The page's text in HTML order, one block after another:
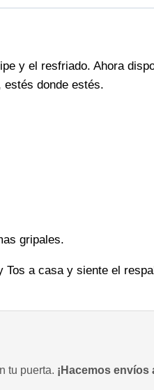
y el resfriado. Ahora
estés donde estés.
gripales.
Tos a casa y siente el
tu puerta. ¡Hacemos